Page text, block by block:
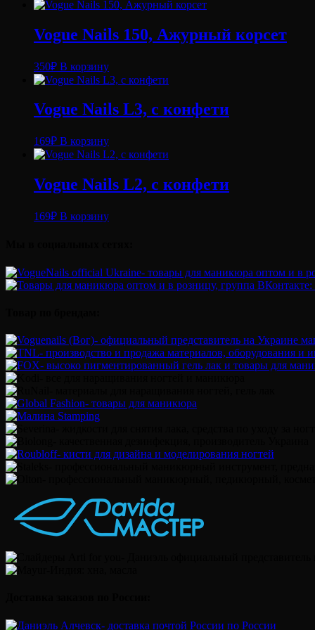
Vogue Nails 150, Ажурный корсет
350₽ В корзину
Vogue Nails L3, с конфети
169₽ В корзину
Vogue Nails L2, с конфети
169₽ В корзину